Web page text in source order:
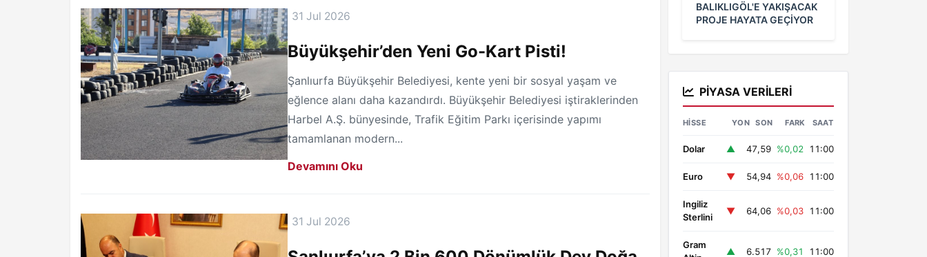
31 Jul 2026
Büyükşehir’den Yeni Go-Kart Pisti!
Şanlıurfa Büyükşehir Belediyesi, kente yeni bir sosyal yaşam ve
eğlence alanı daha kazandırdı. Büyükşehir Belediyesi iştiraklerinden
Harbel A.Ş. bünyesinde, Trafik Eğitim Parkı içerisinde yapımı
tamamlanan modern...
Devamını Oku
31 Jul 2026
BALIKLIGÖL'E YAKIŞACAK
PROJE HAYATA GEÇİYOR
PIYASA VERILERI
HISSE YON SON FARK SAAT
Dolar ▲ 47,59 %0,02 11:00
Euro ▼ 54,94 %0,06 11:00
Ingiliz
Sterlini
▼ 64,06 %0,03 11:00
Gram
▲ 6.517 %0,31 11:00